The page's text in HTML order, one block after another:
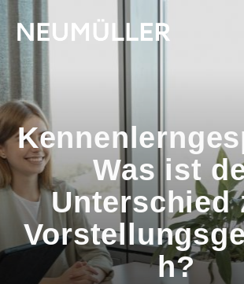
Was ist
Unterschied
h?